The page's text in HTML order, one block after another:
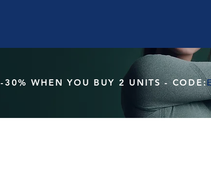
-30% WHEN YOU BUY 2 UNITS - CODE: